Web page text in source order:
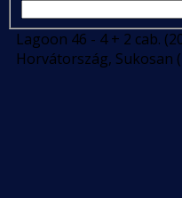
Lagoon 46 - 4 + 2 cab.
Horvátország, Sukosan